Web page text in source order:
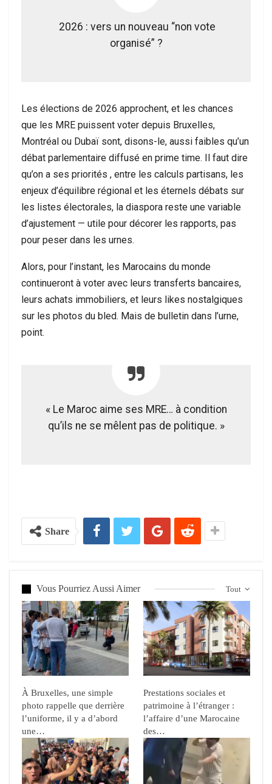
2026 : vers un nouveau “non vote
organisé” ?
Les élections de 2026 approchent, et les chances
que les MRE puissent voter depuis Bruxelles,
Montréal ou Dubaï sont, disons-le, aussi faibles qu’un
débat parlementaire diffusé en prime time. Il faut dire
qu’on a ses priorités , entre les calculs partisans, les
enjeux d’équilibre régional et les éternels débats sur
les listes électorales, la diaspora reste une variable
d’ajustement — utile pour décorer les rapports, pas
pour peser dans les urnes.
Alors, pour l’instant, les Marocains du monde
continueront à voter avec leurs transferts bancaires,
leurs achats immobiliers, et leurs likes nostalgiques
sur les photos du bled. Mais de bulletin dans l’urne,
point.
« Le Maroc aime ses MRE… à condition
qu’ils ne se mêlent pas de politique. »
Share
Tout
Vous Pourriez Aussi Aimer
À Bruxelles, une simple
photo rappelle que derrière
l’uniforme, il y a d’abord
une…
Prestations sociales et
patrimoine à l’étranger :
l’affaire d’une Marocaine
des…